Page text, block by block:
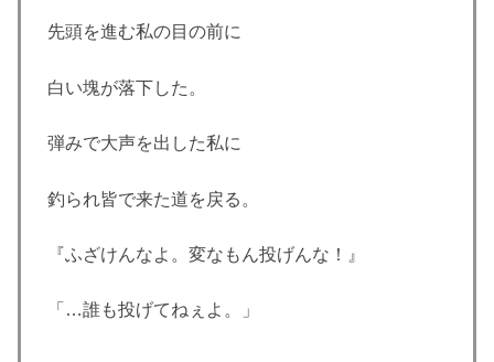
先頭を進む私の目の前に
白い塊が落下した。
弾みで大声を出した私に
釣られ皆で来た道を戻る。
『ふざけんなよ。変なもん投げんな！』
「…誰も投げてねぇよ。」